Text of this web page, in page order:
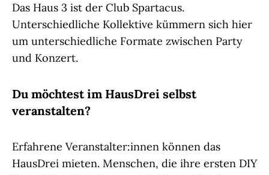
Das Haus 3 ist der Club Spartacus.
Unterschiedliche Kollektive kümmern sich hier
um unterschiedliche Formate zwischen Party
und Konzert.
Du möchtest im HausDrei selbst
veranstalten?
Erfahrene Veranstalter:innen können das
HausDrei mieten. Menschen, die ihre ersten DIY